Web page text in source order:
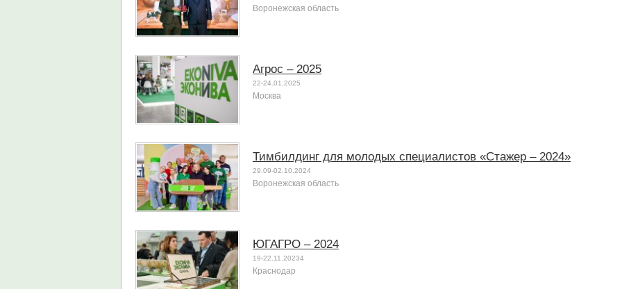
Воронежская область
Агрос – 2025
22-24.01.2025
Москва
Тимбилдинг для молодых специалистов «Стажер – 2024»
29.09-02.10.2024
Воронежская область
ЮГАГРО – 2024
19-22.11.20234
Краснодар